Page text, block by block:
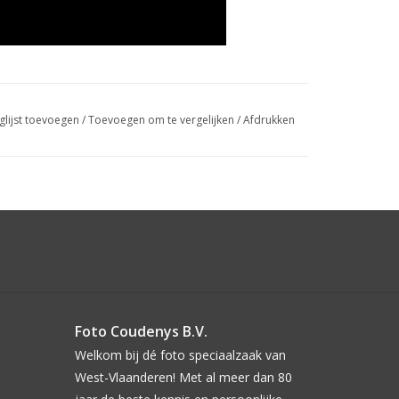
toevoegen /Toevoegen om te vergelijken /Afdrukken
Foto Coudenys B.V.
Welkom bij dé foto speciaalzaak van
West-Vlaanderen! Met al meer dan 80